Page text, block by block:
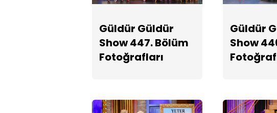
Güldür Güldür
Show 447. Bölüm
Fotoğrafları
Güldür
Show